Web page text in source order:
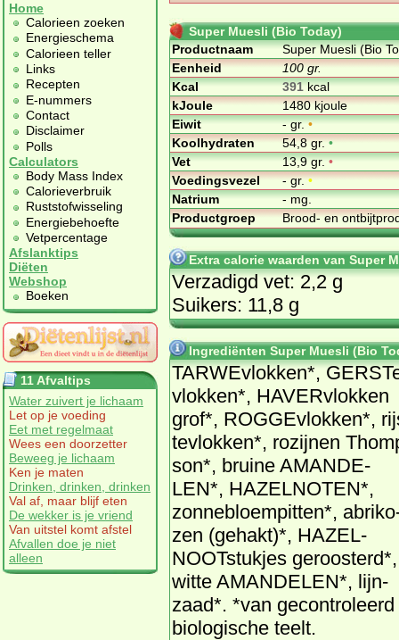
Home
Calorieen zoeken
Energieschema
Calorieen teller
Links
Recepten
E-nummers
Contact
Disclaimer
Polls
Calculators
Body Mass Index
Calorieverbruik
Ruststofwisseling
Energiebehoefte
Vetpercentage
Afslanktips
Diëten
Webshop
Boeken
11 Afvaltips
Water zuivert je lichaam
Let op je voeding
Eet met regelmaat
Wees een doorzetter
Beweeg je lichaam
Ken je maten
Drinken, drinken, drinken
Val af, maar blijf eten
De wekker is je vriend
Van uitstel komt afstel
Afvallen doe je niet
alleen
Super Muesli (Bio Today)
Productnaam
Super Muesli (Bio
Eenheid
100 gr.
Kcal
391kcal
kJoule
1480 kjoule
Eiwit
- gr.•
Koolhydraten
54,8 gr.•
Vet
13,9 gr.•
Voedingsvezel
- gr.•
Natrium
- mg.
Productgroep
Brood- en
Extra calorie waarden van Super
Verzadigd vet: 2,2 g
Suikers: 11,8 g
Ingrediënten Super Muesli (Bio
TAR­WEvlok­ken*,
vlok­ken*, HA­VERvlok­ken
grof*, ROG­GEvlok­ken*,
te­vlok­ken*, ro­zij­nen
son*, brui­ne AMAN­DE­
LEN*, HA­ZEL­NO­TEN*,
zon­ne­bloem­pit­ten*,
zen (ge­hakt)*, HA­ZEL­
NOOT­stuk­jes ge­roos­terd*,
wit­te AMAN­DE­LEN*, lijn­
zaad*. *van ge­con­tro­leerd
bi­o­lo­gi­sche teelt.